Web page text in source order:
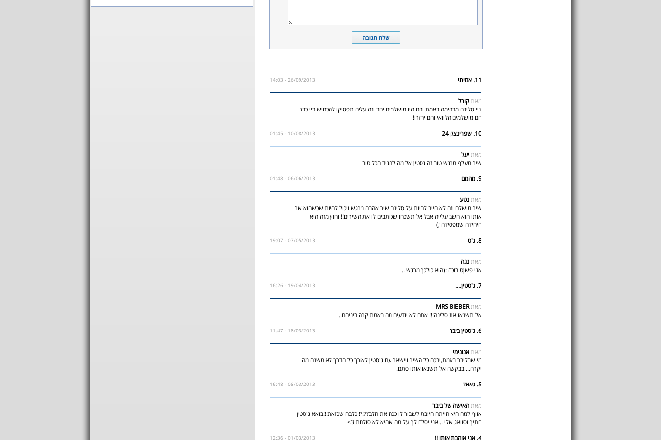
11. אמיתי 26/09/2013 - 14:03
מאתקורל
דיי סלינה מדהימה באמת והם היו מושלמים יחד וזה עליה תפסיקו להכחיש דיי כבר
הם מושלמים הלוואי והם יחזרו!
10. שפרינצק 24
10/08/2013 - 01:45
מאתיעל
שיר מעלף מרגש טוב זה גסטין אל מה להגיד הכל טוב
9. מהמם
06/06/2013 - 01:48
מאתנטע
שיר מושלם וזה לא חייב להיות על סלינה שיר אהבה מרגש ויכול להיות שכשהוא שר
אותו הוא חשב עלייה אבל אל תשכחו שכותבים לו את השירים!! וחוץ מזה היא
היחידה שמפסידה ;)
8. ג'ס
07/05/2013 - 19:07
מאתנגה
אני פשןט בוכה :(הוא כולכך מרגש ..
7. ג'סטין....
19/04/2013 - 16:26
מאתMRS BIEBER
אל תשנאו את סלינה!!! אתם לא יודעים מה באמת קרה ביניהם..
6. ג'סטין ביבר
18/03/2013 - 11:47
מאתאנונימי
מי שבליבר באמת,יבכה כל השיר ויישאר עם ג'סטין לאורך כל הדרך לא משנה מה
יקרה... בבקשה אל תשנאו אותו סתם.
5. גאאד
08/03/2013 - 16:48
מאתהאישה של ביבר
אווף למה היא הייתה חייבת לשבור לו ככה את הלב??!?! כלבה שכזאת!!!בואא ג'סטין
חתיך וסוואג שלי ...אני יסלח לך על מה שהיא לא סולחת 3>
4. אני אוהבת אותו !!
01/03/2013 - 12:36